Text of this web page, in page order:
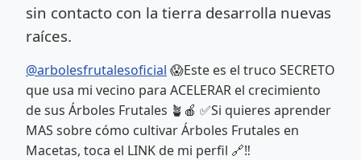
sin contacto con la tierra desarrolla nuevas
raíces.
@arbolesfrutalesoficial 😱Este es el truco SECRETO
que usa mi vecino para ACELERAR el crecimiento
de sus Árboles Frutales 🪴🍎 ✅Si quieres aprender
MAS sobre cómo cultivar Árboles Frutales en
Macetas, toca el LINK de mi perfil 🔗‼️